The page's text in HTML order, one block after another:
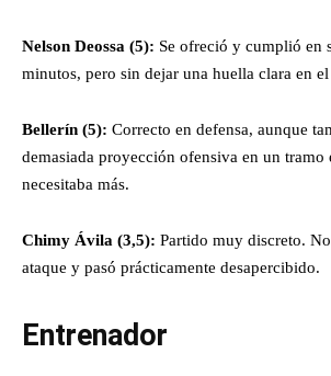
Nelson Deossa (5): Se ofreció y cumplió en
minutos, pero sin dejar una huella clara en
Bellerín (5): Correcto en defensa, aunque
demasiada proyección ofensiva en un tramo
necesitaba más.
Chimy Ávila (3,5): Partido muy discreto.
ataque y pasó prácticamente desapercibido.
Entrenador